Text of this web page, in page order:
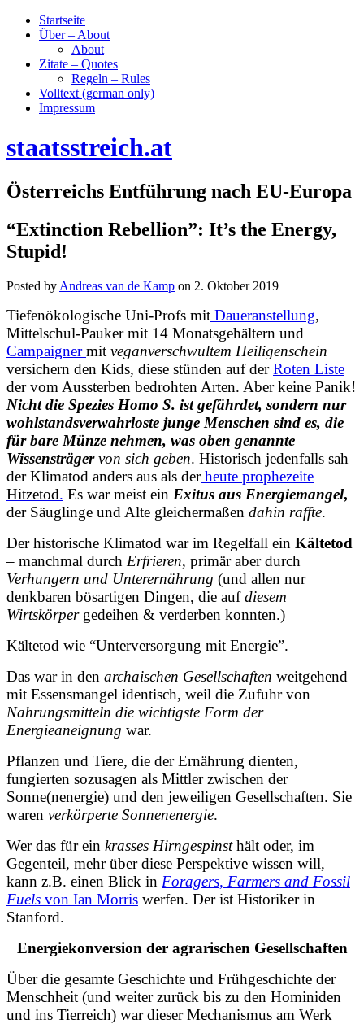
Startseite
Über – About
About
Zitate – Quotes
Regeln – Rules
Volltext (german only)
Impressum
staatsstreich.at
Österreichs Entführung nach EU-Europa
“Extinction Rebellion”: It’s the Energy,
Stupid!
Posted by Andreas van de Kamp on 2. Oktober 2019
Tiefenökologische Uni-Profs mit Daueranstellung,
Mittelschul-Pauker mit 14 Monatsgehältern und
Campaignermit veganverschwultem Heiligenschein
versichern den Kids, diese stünden auf derRoten Liste
der vom Aussterben bedrohten Arten. Aber keine Panik!
Nicht die Spezies Homo S. ist gefährdet, sondern nur
wohlstandsverwahrloste junge Menschen sind es, die
für bare Münze nehmen, was oben genannte
Wissensträgervon sich geben. Historisch jedenfalls sah
derKlimatod anders aus als derheute prophezeite
Hitzetod. Es war meist ein Exitus aus Energiemangel,
der Säuglinge und Alte gleichermaßen dahin raffte.
Der historische Klimatod war im Regelfall ein Kältetod
– manchmal durch Erfrieren, primär aber durch
Verhungern und Unterernährung (und allen nur
denkbaren bösartigen Dingen, die aufdiesem
Wirtskörpergedeihen & verderben konnten.)
Kältetod wie “Unterversorgung mit Energie”.
Das war in den archaischen Gesellschaften weitgehend
mit Essensmangel identisch, weil die Zufuhr von
Nahrungsmitteln die wichtigste Form der
Energieaneignung war.
Pflanzen und Tiere, die der Ernährung dienten,
fungierten sozusagen als Mittler zwischen der
Sonne(nenergie) und den jeweiligen Gesellschaften. Sie
waren verkörperte Sonnenenergie.
Wer das für ein krasses Hirngespinsthält oder, im
Gegenteil, mehr über diese Perspektive wissen will,
kann z.B. einen Blick in Foragers, Farmers and Fossil
Fuels von Ian Morris werfen. Der ist Historiker in
Stanford.
Energiekonversion der agrarischen Gesellschaften
Über die gesamte Geschichte und Frühgeschichte der
Menschheit (und weiter zurück bis zu den Hominiden
und ins Tierreich) war dieser Mechanismus am Werk